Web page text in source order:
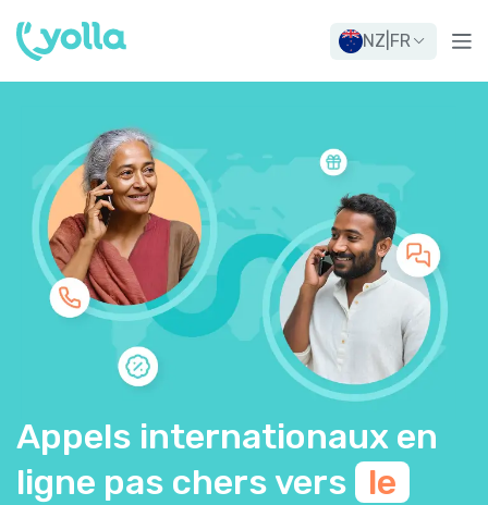
NZ FR
Appels internationaux en
ligne pas chers vers le